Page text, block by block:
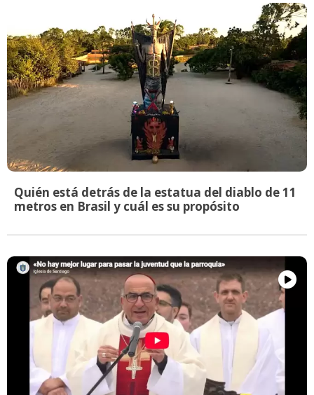
Quién está detrás de la estatua del diablo de 11
metros en Brasil y cuál es su propósito